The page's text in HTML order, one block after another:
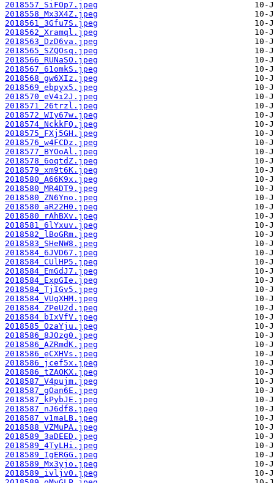
2018557_SiFOp7.jpeg
2018558_Mx3X4Z.jpeg
2018561_3Gfu7S.jpeg
2018562_Xramql.jpeg
2018563_DzD6va.jpeg
2018565_SZQOsq.jpeg
2018566_RUNaSO.jpeg
2018567_61omkS.jpeg
2018568_gw6XIz.jpeg
2018569_ebpyx5.jpeg
2018570_eV4i2J.jpeg
2018571_26trzl.jpeg
2018572_WIy67w.jpeg
2018574_NckkFQ.jpeg
2018575_FXj5GH.jpeg
2018576_w4FCDz.jpeg
2018577_BYOoAl.jpeg
2018578_6oqtdZ.jpeg
2018579_xm9t6K.jpeg
2018580_A66K9x.jpeg
2018580_MR4DT9.jpeg
2018580_ZN6Yno.jpeg
2018580_aR22H0.jpeg
2018580_rAhBXv.jpeg
2018581_6lYxuv.jpeg
2018582_lBoGRm.jpeg
2018583_SHeNW8.jpeg
2018584_6JVD67.jpeg
2018584_CUlHP5.jpeg
2018584_EmGdJ7.jpeg
2018584_ExpGIe.jpeg
2018584_TjIGv5.jpeg
2018584_VUgXHM.jpeg
2018584_ZPeU2d.jpeg
2018584_bIxVfV.jpeg
2018585_OzaYju.jpeg
2018586_8JOzg0.jpeg
2018586_AZRmdK.jpeg
2018586_eCXHVs.jpeg
2018586_jcef5x.jpeg
2018586_tZAOKX.jpeg
2018587_V4pujm.jpeg
2018587_gOan6E.jpeg
2018587_kPybJE.jpeg
2018587_nJ6df8.jpeg
2018587_v1maLB.jpeg
2018588_VZMuPA.jpeg
2018589_3aDEED.jpeg
2018589_4TyLHi.jpeg
2018589_IgERGG.jpeg
2018589_Mx3yjo.jpeg
2018589_ivljv0.jpeg